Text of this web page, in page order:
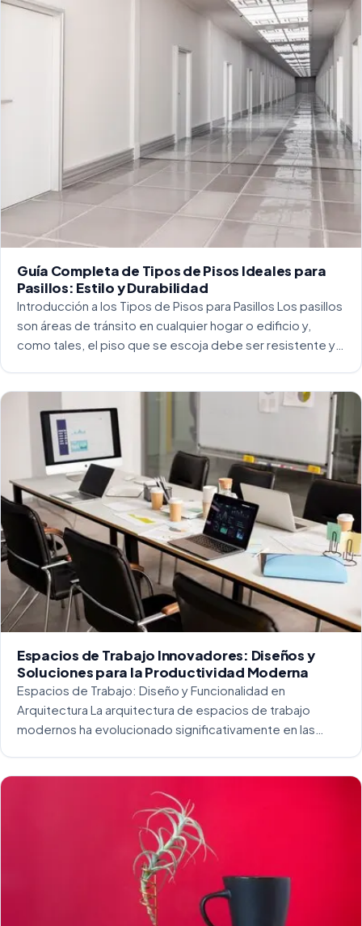
Guía Completa de Tipos de Pisos Ideales para
Pasillos: Estilo y Durabilidad
Introducción a los Tipos de Pisos para Pasillos Los pasillos
son áreas de tránsito en cualquier hogar o edificio y,
como tales, el piso que se escoja debe ser resistente y
Espacios de Trabajo Innovadores: Diseños y
Soluciones para la Productividad Moderna
Espacios de Trabajo: Diseño y Funcionalidad en
Arquitectura La arquitectura de espacios de trabajo
modernos ha evolucionado significativamente en las